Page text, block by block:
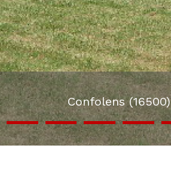
Confolens (16500)